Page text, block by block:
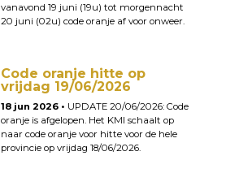
vanavond 19 juni (19u) tot morgennacht
20 juni (02u) code oranje af voor onweer.
Code oranje hitte op
vrijdag 19/06/2026
18 jun 2026 • UPDATE 20/06/2026: Code
oranje is afgelopen. Het KMI schaalt op
naar code oranje voor hitte voor de hele
provincie op vrijdag 18/06/2026.